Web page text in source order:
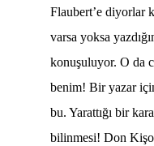
Flaubert’e diyorlar
varsa yoksa
konuşuluyor. O da
benim! Bir yazar
bu. Yarattığı bir
bilinmesi! Don